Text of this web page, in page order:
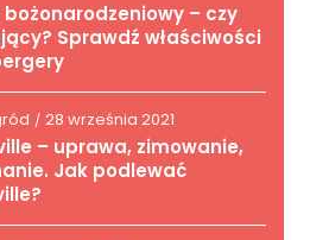
– czy
Sprawdź właściwości
/ 28 września 2021
– uprawa, zimowanie,
Jak podlewać